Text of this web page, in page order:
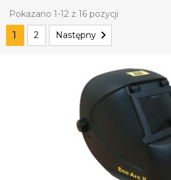
Pokazano 1-12 z 16 pozycji
1 2 Następny 